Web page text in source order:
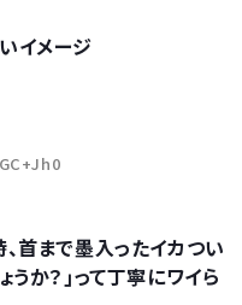
イメージ
首まで墨入ったイカつい
うか？｣って丁寧にワイら